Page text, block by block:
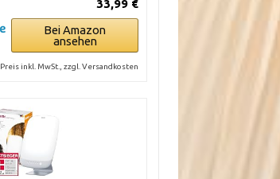
33,99 €
Bei Amazon
ansehen
Preis inkl. MwSt., zzgl. Versandkosten